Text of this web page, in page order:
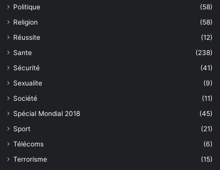
Politique
(58)
Religion
(58)
Réussite
(12)
Sante
(238)
Sécurité
(41)
Sexualite
(9)
Société
(11)
Spécial Mondial 2018
(45)
Sport
(21)
Télécoms
(6)
Terrorisme
(15)